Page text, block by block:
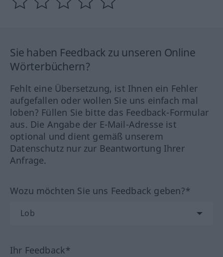
Sie haben Feedback zu unseren Online
Wörterbüchern?
Fehlt eine Übersetzung, ist Ihnen ein Fehler
aufgefallen oder wollen Sie uns einfach mal
loben? Füllen Sie bitte das Feedback-Formular
aus. Die Angabe der E-Mail-Adresse ist
optional und dient gemäß unserem
Datenschutz nur zur Beantwortung Ihrer
Anfrage.
Wozu möchten Sie uns Feedback geben?*
Ihr Feedback*